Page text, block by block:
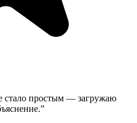
стало простым — загружаю
”